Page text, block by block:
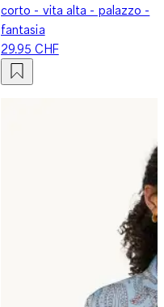
corto - vita alta - palazzo -
fantasia
29.95 CHF